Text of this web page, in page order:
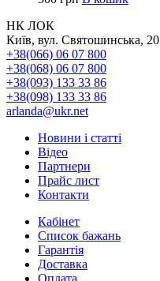
НК ЛОК
Київ, вул. Святошинська, 20
+38(066) 06 07 800
+38(068) 06 07 800
+38(093) 133 33 86
+38(098) 133 33 86
arlanda@ukr.net
Новини і статті
Відео
Партнери
Прайс лист
Контакти
Кабінет
Список бажань
Гарантія
Доставка
Оплата